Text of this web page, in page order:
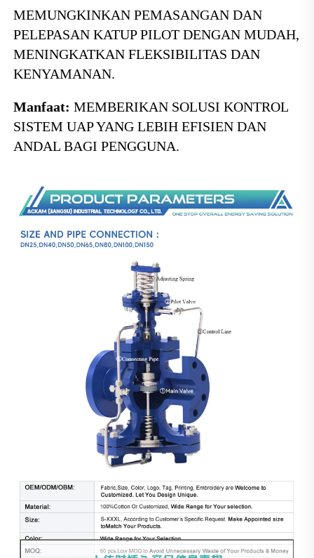
MEMUNGKINKAN PEMASANGAN DAN
PELEPASAN KATUP PILOT DENGAN MUDAH,
MENINGKATKAN FLEKSIBILITAS DAN
KENYAMANAN.
Manfaat: MEMBERIKAN SOLUSI KONTROL
SISTEM UAP YANG LEBIH EFISIEN DAN
ANDAL BAGI PENGGUNA.